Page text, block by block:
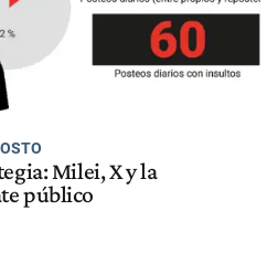
Milei, X y la
público